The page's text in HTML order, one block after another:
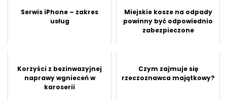
Serwis iPhone – zakres
usług
Miejskie kosze na odpady
powinny być odpowiednio
zabezpieczone
Korzyści z bezinwazyjnej
naprawy wgnieceń w
karoserii
Czym zajmuje się
rzeczoznawca majątkowy?